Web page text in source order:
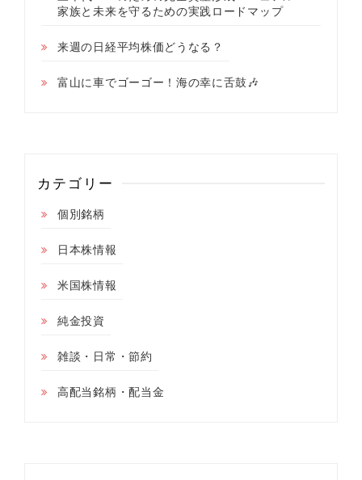
家族と未来を守るための実践ロードマップ
来週の日経平均株価どうなる？
富山に車でゴーゴー！海の幸に舌鼓🎶
カテゴリー
個別銘柄
日本株情報
米国株情報
純金投資
雑談・日常・節約
高配当銘柄・配当金